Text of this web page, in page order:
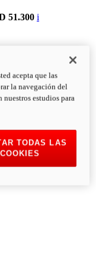
51.300 i
acepta que las
la navegación del
estudios para
TODAS LAS
COOKIES